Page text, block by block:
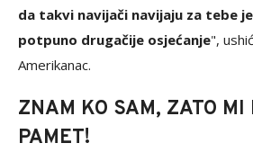
da takvi navijači navijaju za tebe
potpuno drugačije osjećanje",
Amerikanac.
ZNAM KO SAM, ZATO
PAMET!